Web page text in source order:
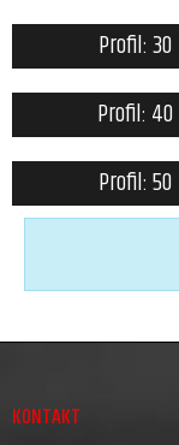
Profil: 30
Profil: 40
Profil: 50
KONTAKT